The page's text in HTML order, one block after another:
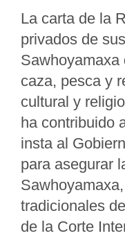
La carta de la
privados de
Sawhoyamaxa
caza, pesca y
cultural y
ha contribuido
insta al
para asegurar
tradicionales
de la Corte